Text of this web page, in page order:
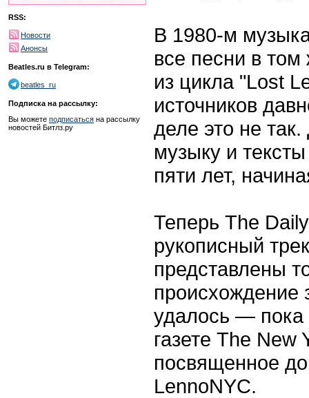
RSS:
Новости
Анонсы
Beatles.ru в Telegram:
beatles_ru
Подписка на рассылку:
Вы можете подписаться на рассылку
новостей Битлз.ру
В 1980-м
все песни в том
из цикла "Lost
источников
деле это не
музыку и
пяти лет,
Теперь The
рукописный
представлены
происхождение
удалось —
газете The New
посвященное
LennoNYC.